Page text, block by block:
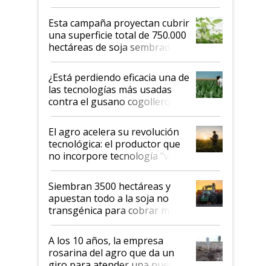
Esta campaña proyectan cubrir
una superficie total de 750.000
hectáreas de soja sembradas
con una nueva generación de
variedades que marcan un
salto tecnológico en genética y
rendimiento
¿Está perdiendo eficacia una de
las tecnologías más usadas
contra el gusano cogollero? El
desafío de una tecnología clave
El agro acelera su revolución
tecnológica: el productor que
no incorpore tecnología "va a
perder el tren"
Siembran 3500 hectáreas y
apuestan todo a la soja no
transgénica para cobrar más
por tonelada: compraron un
semillero
A los 10 años, la empresa
rosarina del agro que da un